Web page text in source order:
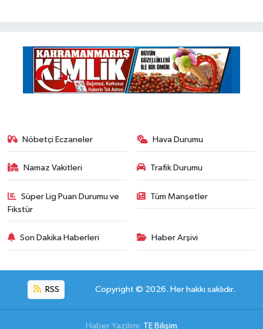
Nöbetçi Eczaneler Hava Durumu
Namaz Vakitleri Trafik Durumu
Süper Lig Puan Durumu ve
Fikstür
Tüm Manşetler
Son Dakika Haberleri Haber Arşivi
RSS Copyright © 2026. Her hakkı saklıdır.
Haber Yazılımı: TE Bilişim